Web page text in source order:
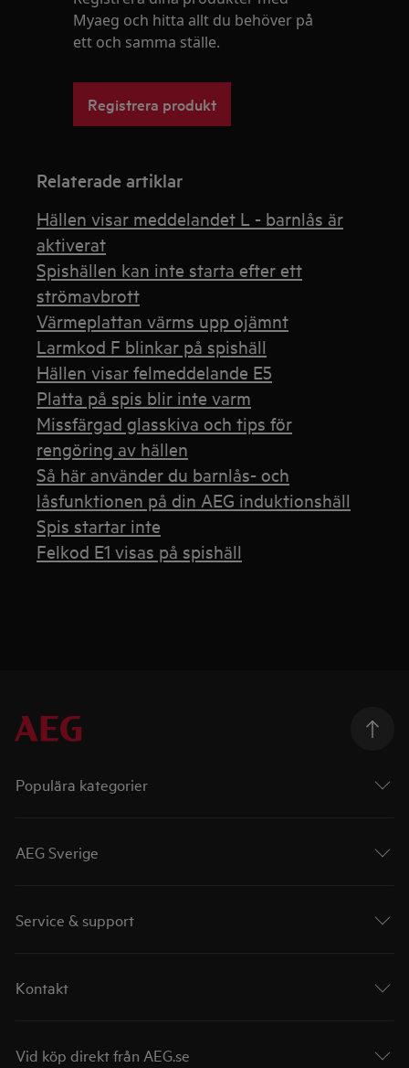
Myaeg och hitta allt du behöver på
ett och samma ställe.
Registrera produkt
Relaterade artiklar
Hällen visar meddelandet L - barnlås är
aktiverat
Spishällen kan inte starta efter ett
strömavbrott
Värmeplattan värms upp ojämnt
Larmkod F blinkar på spishäll
Hällen visar felmeddelande E5
Platta på spis blir inte varm
Missfärgad glasskiva och tips för
rengöring av hällen
Så här använder du barnlås- och
låsfunktionen på din AEG induktionshäll
Spis startar inte
Felkod E1 visas på spishäll
Populära kategorier
AEG Sverige
Service & support
Kontakt
Vid köp direkt från AEG.se